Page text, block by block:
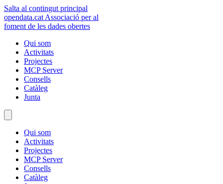
Salta al contingut principal
opendata.cat Associació per al
foment de les dades obertes
Qui som
Activitats
Projectes
MCP Server
Consells
Catàleg
Junta
Qui som
Activitats
Projectes
MCP Server
Consells
Catàleg